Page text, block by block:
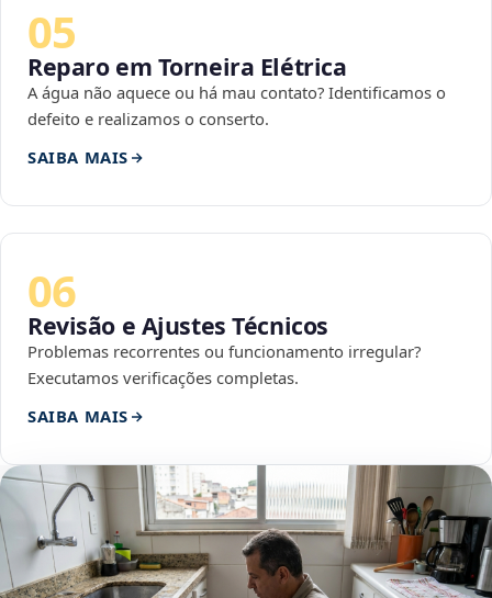
05
Reparo em Torneira Elétrica
A água não aquece ou há mau contato? Identificamos o
defeito e realizamos o conserto.
SAIBA MAIS
06
Revisão e Ajustes Técnicos
Problemas recorrentes ou funcionamento irregular?
Executamos verificações completas.
SAIBA MAIS